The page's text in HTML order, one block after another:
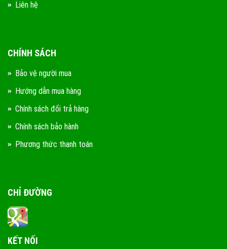
Liên hệ
CHÍNH SÁCH
Bảo vệ người mua
Hướng dẫn mua hàng
Chính sách đổi trả hàng
Chính sách bảo hành
Phương thức thanh toán
CHỈ ĐƯỜNG
KẾT NỐI